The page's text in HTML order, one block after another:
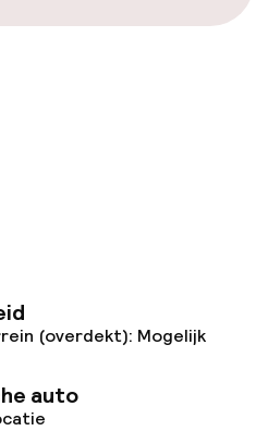
(overdekt): Mogelijk
auto